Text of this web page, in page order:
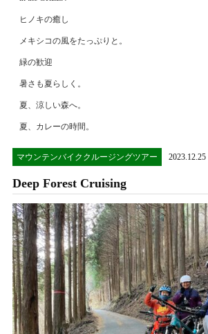
ヒノキの癒し
メキシコの風をたっぷりと。
緑の歓迎
暑さも夏らしく。
夏、涼しい森へ。
夏、カレーの時間。
マウンテンバイククルージングツアー 2023.12.25
Deep Forest Cruising